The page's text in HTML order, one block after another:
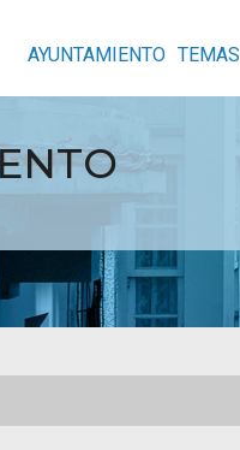
AYUNTAMIENTO TEMAS